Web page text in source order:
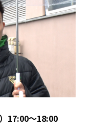
17:00～18:00